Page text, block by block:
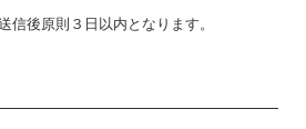
信後原則３日以内となります。